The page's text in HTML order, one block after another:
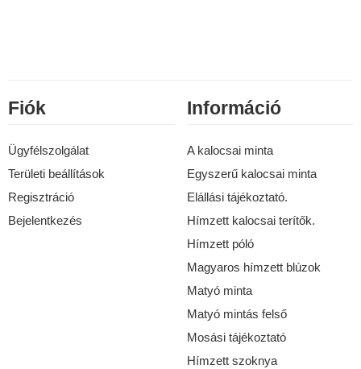
Fiók
Ügyfélszolgálat
Területi beállítások
Regisztráció
Bejelentkezés
Információ
A kalocsai minta
Egyszerű kalocsai minta
Elállási tájékoztató.
Hímzett kalocsai terítők.
Hímzett póló
Magyaros hímzett blúzok
Matyó minta
Matyó mintás felső
Mosási tájékoztató
Hímzett szoknya